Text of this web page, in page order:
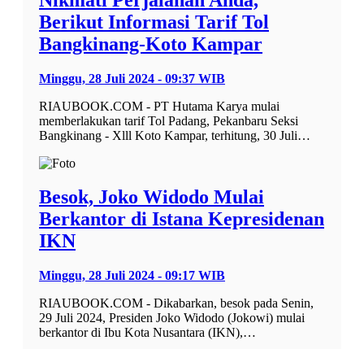
Berikut Informasi Tarif Tol
Bangkinang-Koto Kampar
Minggu, 28 Juli 2024 - 09:37 WIB
RIAUBOOK.COM - PT Hutama Karya mulai
memberlakukan tarif Tol Padang, Pekanbaru Seksi
Bangkinang - Xlll Koto Kampar, terhitung, 30 Juli…
Besok, Joko Widodo Mulai
Berkantor di Istana Kepresidenan
IKN
Minggu, 28 Juli 2024 - 09:17 WIB
RIAUBOOK.COM - Dikabarkan, besok pada Senin,
29 Juli 2024, Presiden Joko Widodo (Jokowi) mulai
berkantor di Ibu Kota Nusantara (IKN),…